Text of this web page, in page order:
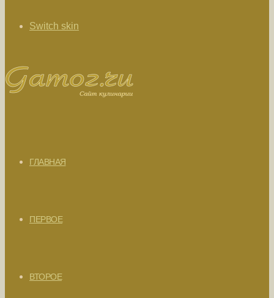
Switch skin
ГЛАВНАЯ
ПЕРВОЕ
ВТОРОЕ